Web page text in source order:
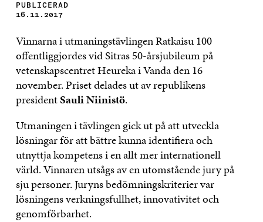
PUBLICERAD
16.11.2017
Vinnarna i utmaningstävlingen Ratkaisu 100
offentliggjordes vid Sitras 50-årsjubileum på
vetenskapscentret Heureka i Vanda den 16
november. Priset delades ut av republikens
presidentSauli Niinistö.
Utmaningen i tävlingen gick ut på att utveckla
lösningar för att bättre kunna identifiera och
utnyttja kompetens i en allt mer internationell
värld. Vinnaren utsågs av en utomstående jury på
sju personer. Juryns bedömningskriterier var
lösningens verkningsfullhet, innovativitet och
genomförbarhet.